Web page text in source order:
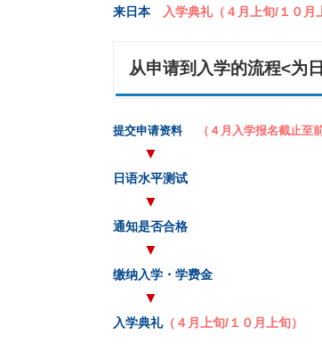
来日本 入学典礼（４月上旬/１０月
从申请到入学的流程<为
提交申请资料 （４月入学报名截止
▼
日语水平测试
▼
通知是否合格
▼
缴纳入学・学费金
▼
入学典礼（４月上旬/１０月上旬）